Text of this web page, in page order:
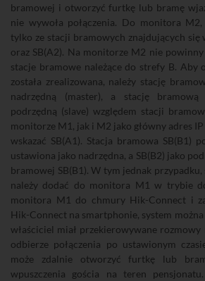
bramowej i otworzyć furtkę lub bramę
nie wywoła połączenia. Do monitora
tylko ze stacji bramowych znajdujących się
oraz SB(A2). Na monitorze M2 nie
stacje bramowe należące do strefy B. Aby
została zrealizowana, należy stację
nadrzędną (master), a stację
podrzędną (slave) względem stacji
monitorze M1, jak i M2 jako główny adres
wskazać SB(A1). Stacja bramowa SB(B1)
ustawiona jako nadrzędna, a SB(B2) jako
bramowej SB(B1). W tym jednak przypadku,
należy dodać do monitora M1 w trybie
monitora M1 do chmury Hik-Connect i
Hik-Connect na smartphonie, system
właściciel miał przekierowywane
odbierze połączenia po ustawionym
może zdalnie otworzyć furtkę lub
wpuszczenia gościa na teren